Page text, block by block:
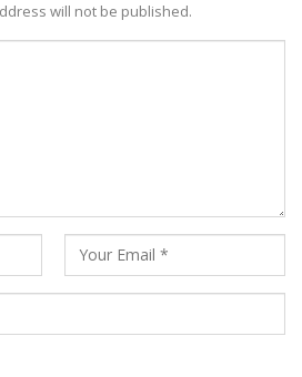
will not be published.